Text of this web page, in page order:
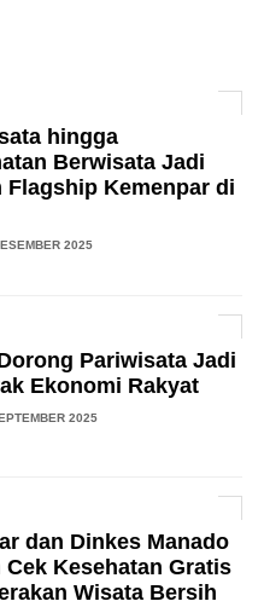
hingga
Berwisata Jadi
Flagship Kemenpar di
2025
Pariwisata Jadi
Ekonomi Rakyat
2025
dan Dinkes Manado
Cek Kesehatan Gratis
Wisata Bersih